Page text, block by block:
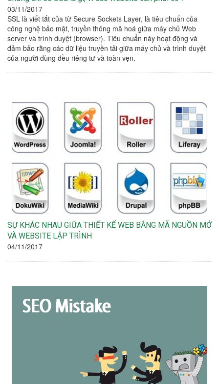
03/11/2017
SSL là viết tắt của từ Secure Sockets Layer, là tiêu chuẩn của
công nghệ bảo mật, truyền thông mã hoá giữa máy chủ Web
server và trình duyệt (browser). Tiêu chuẩn này hoạt động và
đảm bảo rằng các dữ liệu truyền tải giữa máy chủ và trình duyệt
của người dùng đều riêng tư và toàn vẹn.
SỰ KHÁC NHAU GIỮA THIẾT KẾ WEB BẰNG MÃ NGUỒN MỞ
VÀ WEBSITE LẬP TRÌNH
04/11/2017